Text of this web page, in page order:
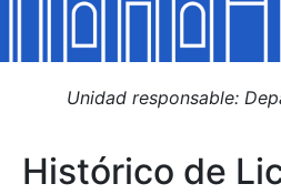
Mostrar/Ocultar
Mostrar/Ocultar
Mostrar/Ocultar
Unidad responsable:
Histórico de